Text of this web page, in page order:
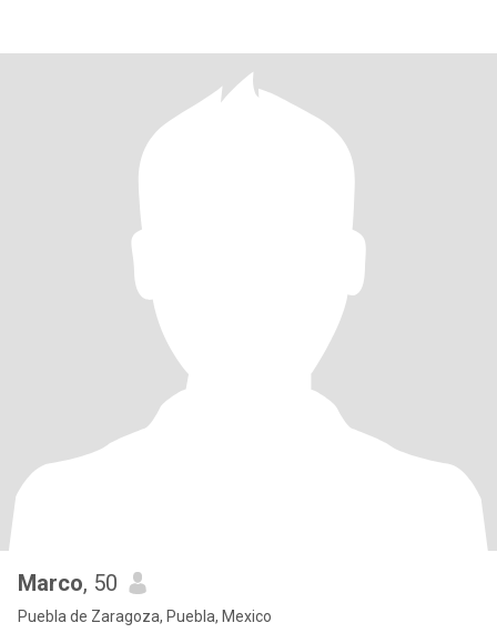
Marco, 50
Puebla de Zaragoza, Puebla, Mexico